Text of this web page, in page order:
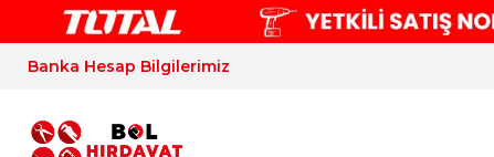
Banka Hesap Bilgilerimiz